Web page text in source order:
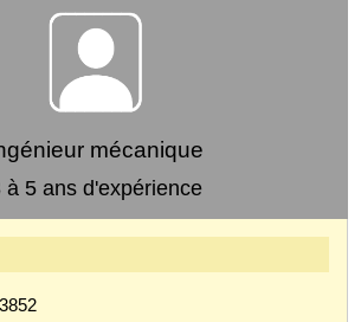
mécanique
à 5 ans d'expérience